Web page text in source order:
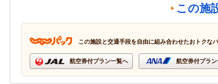
この施
この施設と交通手段を自由に組み合わせたおトクな
航空券付プラン一覧へ 航空券付プラ